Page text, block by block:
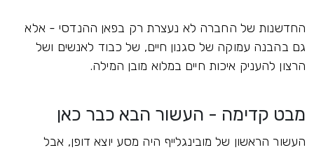
החדשנות של החברה לא נעצרת רק בפאן ההנדסי - אלא
גם בהבנה עמוקה של סגנון חיים, של כבוד לאנשים ושל
הרצון להעניק איכות חיים במלוא מובן המילה.
מבט קדימה - העשור הבא כבר כאן
העשור הראשון של מובינגלייף היה מסע יוצא דופן, אבל